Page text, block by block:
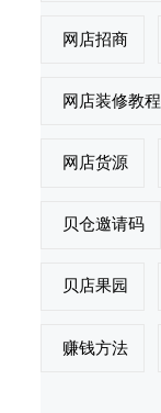
网店招商
网店装修教程
网店货源
贝仓邀请码
贝店果园
赚钱方法